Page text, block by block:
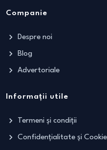
Companie
Despre noi
Blog
Advertoriale
Informații utile
Termeni și condiții
Confidențialitate și